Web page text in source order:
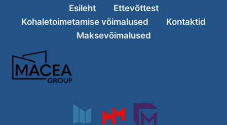
Esileht
Ettevõttest
Kohaletoimetamise võimalused
Kontaktid
Maksevõimalused